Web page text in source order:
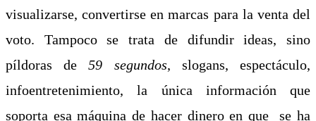
visualizarse, convertirse en marcas para la venta del
voto. Tampoco se trata de difundir ideas, sino
píldoras de59 segundos, slogans, espectáculo,
infoentretenimiento, la única información que
soporta esa máquina de hacer dinero en que se ha